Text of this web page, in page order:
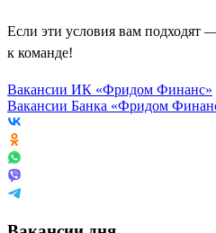
Если эти условия вам подходят
к команде!
Вакансии ИК «Фридом Финанс»
Вакансии Банка «Фридом